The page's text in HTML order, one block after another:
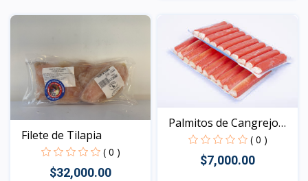
Filete de Tilapia
( 0 )
$32,000.00
Palmitos de Cangrejo
( 0 )
$7,000.00